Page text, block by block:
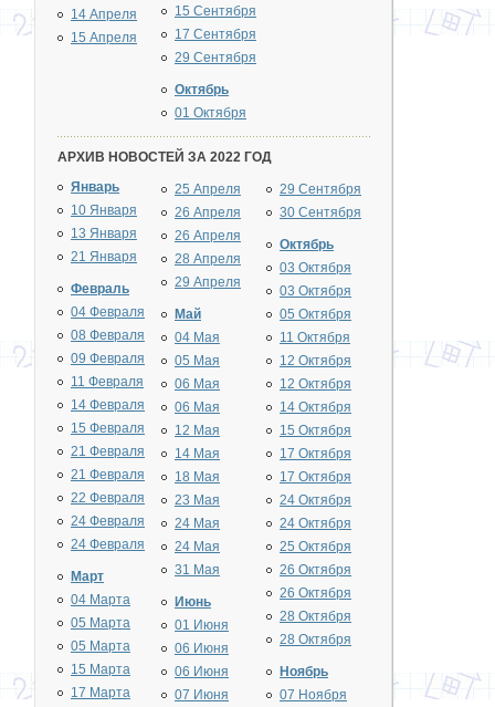
14 Апреля
15 Апреля
15 Сентября
17 Сентября
29 Сентября
Октябрь
01 Октября
АРХИВ НОВОСТЕЙ ЗА 2022 ГОД
Январь
10 Января
13 Января
21 Января
Февраль
04 Февраля
08 Февраля
09 Февраля
11 Февраля
14 Февраля
15 Февраля
21 Февраля
21 Февраля
22 Февраля
24 Февраля
24 Февраля
Март
04 Марта
05 Марта
05 Марта
15 Марта
17 Марта
25 Апреля
26 Апреля
26 Апреля
28 Апреля
29 Апреля
Май
04 Мая
05 Мая
06 Мая
06 Мая
12 Мая
14 Мая
18 Мая
23 Мая
24 Мая
24 Мая
31 Мая
Июнь
01 Июня
06 Июня
06 Июня
07 Июня
29 Сентября
30 Сентября
Октябрь
03 Октября
03 Октября
05 Октября
11 Октября
12 Октября
12 Октября
14 Октября
15 Октября
17 Октября
17 Октября
24 Октября
24 Октября
25 Октября
26 Октября
26 Октября
28 Октября
28 Октября
Ноябрь
07 Ноября